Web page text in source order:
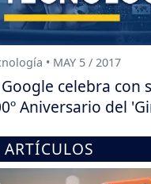
• MAY 5 / 2017
Google celebra con
Aniversario del
ARTÍCULOS